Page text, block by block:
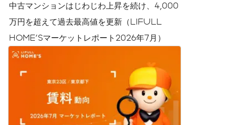
中古マンションはじわじわ上昇を続け、4,000
万円を超えて過去最高値を更新（LIFULL
HOME'Sマーケットレポート2026年7月）